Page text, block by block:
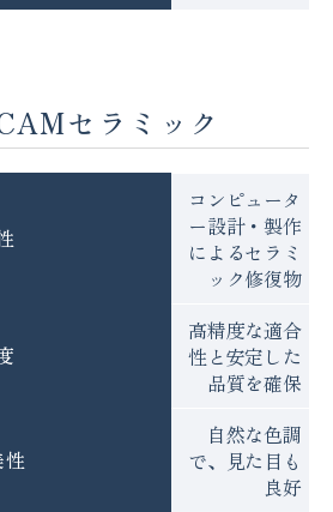
セラミック
コンピュータ
ー設計・製作
によるセラミ
ック修復物
高精度な適合
性と安定した
品質を確保
自然な色調
で、見た目も
良好